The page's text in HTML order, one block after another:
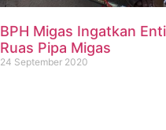
BPH Migas Ingatkan
Ruas Pipa Migas
24 September 2020